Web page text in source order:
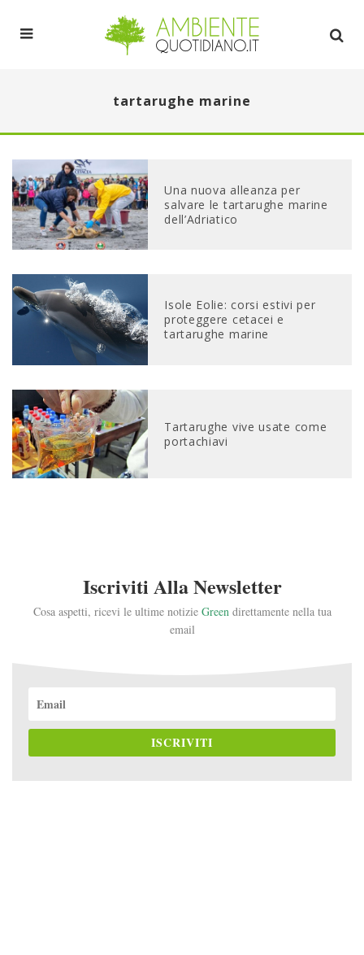
tartarughe marine
Una nuova alleanza per
salvare le tartarughe marine
dell’Adriatico
Isole Eolie: corsi estivi per
proteggere cetacei e
tartarughe marine
Tartarughe vive usate come
portachiavi
Iscriviti Alla Newsletter
Cosa aspetti, ricevi le ultime notizie Greendirettamente nella tua
email
ISCRIVITI